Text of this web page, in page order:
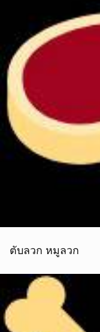
ตับลวก หมูลวก